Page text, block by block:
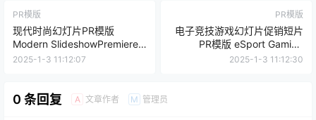
PR模版
现代时尚幻灯片PR模版
Modern SlideshowPremiere
视频模版
2025-1-3 11:12:07
PR模版
电子竞技游戏幻灯片促销短片
PR模版 eSport Gaming
Slides PromPremiere视频模
2025-1-3 11:12:30
0 条回复 A 文章作者 M 管理员